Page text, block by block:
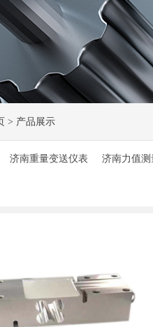
> 产品展示
济南重量变送仪表 济南力值测